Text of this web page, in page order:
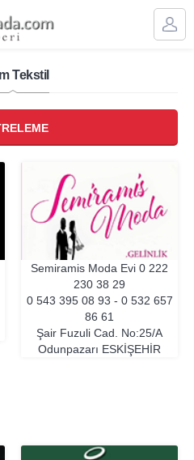
Tekstil
Semiramis Moda Evi 0 222
230 38 29
0 543 395 08 93 - 0 532 657
86 61
Şair Fuzuli Cad. No:25/A
Odunpazarı ESKIŞEHIR